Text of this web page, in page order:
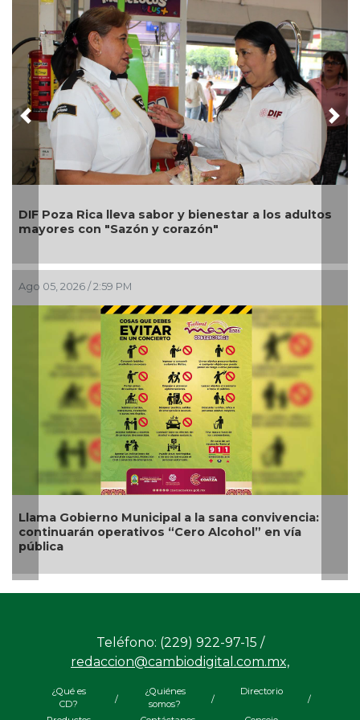
lleva sabor y bienestar a los adultos
y corazón"
PM
Municipal a la sana convivencia:
“Cero Alcohol” en vía
Una silla de
Alondra: Pedro
Nueva oferta
competitividad
Previous
Teléfono: (229) 922-97-15 /
redaccion@cambiodigital.com.mx,
¿Qué es
CD?
/
¿Quiénes
somos?
/
Directorio
/